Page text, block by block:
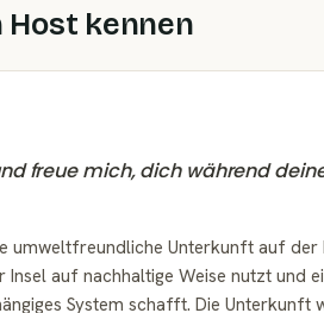
Host kennen
freue mich, dich während
umweltfreundliche Unterkunft auf der
Insel auf nachhaltige Weise nutzt und
System schafft. Die Unterkunft